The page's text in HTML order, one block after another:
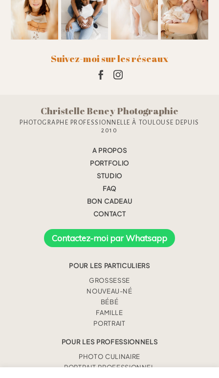
Suivez-moi sur les réseaux
Christelle Beney Photographie
PHOTOGRAPHE PROFESSIONNELLE À TOULOUSE DEPUIS
2010
A PROPOS
PORTFOLIO
STUDIO
FAQ
BON CADEAU
CONTACT
Contactez-moi par Whatsapp
POUR LES PARTICULIERS
GROSSESSE
NOUVEAU-NÉ
BÉBÉ
FAMILLE
PORTRAIT
POUR LES PROFESSIONNELS
PHOTO CULINAIRE
PORTRAIT PROFESSIONNEL